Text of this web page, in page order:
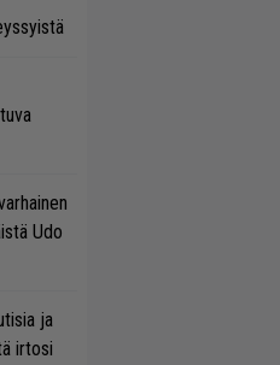
Udo
ja
irtosi